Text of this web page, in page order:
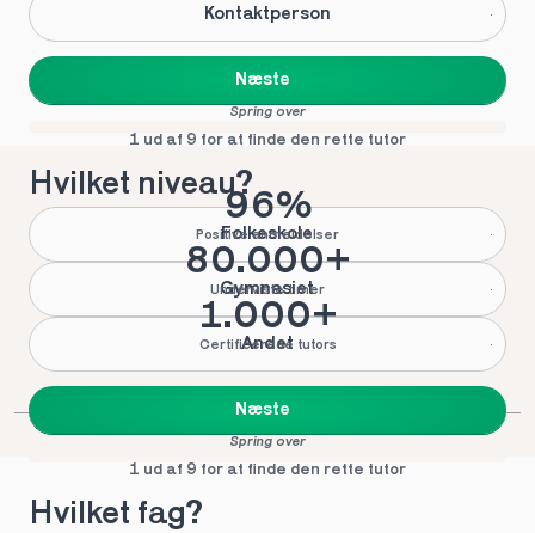
Kontaktperson
Næste
Spring over
1 ud af 9 for at finde den rette tutor
Hvilket niveau?
Folkeskole
Gymnasiet
Andet
Næste
Spring over
1 ud af 9 for at finde den rette tutor
Hvilket fag?
96%
Positive anmeldelser
80.000+
Underviste timer
1.000+
Certificerede tutors